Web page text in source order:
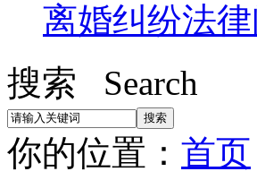
离婚纠纷法
搜索 Search
你的位置： 首页